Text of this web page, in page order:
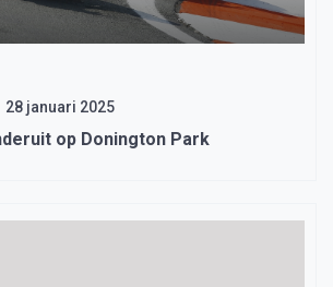
28 januari 2025
op Donington Park